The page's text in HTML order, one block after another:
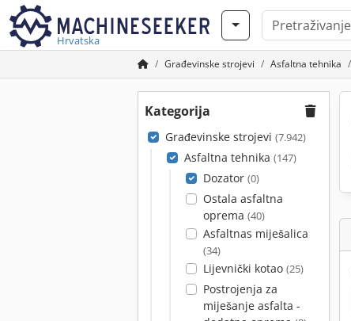
Hrvatska
Građevinske strojevi Asfaltna tehnika
Kategorija
Građevinske strojevi (7.942)
Asfaltna tehnika (147)
Dozator (0)
Ostala asfaltna
oprema (40)
Asfaltnas miješalica
(34)
Lijevnički kotao (25)
Postrojenja za
miješanje asfalta -